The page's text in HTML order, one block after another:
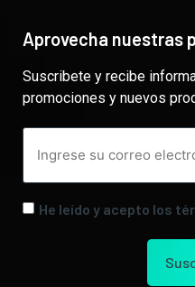
Aprovecha nuestras
Suscribete y recibe
promociones y nuevos
He leído y acepto los